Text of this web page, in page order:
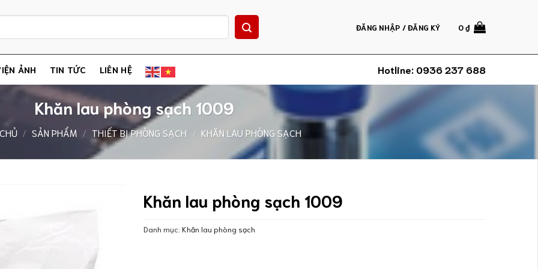
ĐĂNG NHẬP / ĐĂNG KÝ 0₫
ẢNH TIN TỨC LIÊN HỆ Hotline: 0936 237 688
Khăn lau phòng sạch 1009
/ SẢN PHẨM / THIẾT BỊ PHÒNG SẠCH / KHĂN LAU PHÒNG SẠCH
Khăn lau phòng sạch 1009
Danh mục: Khăn lau phòng sạch